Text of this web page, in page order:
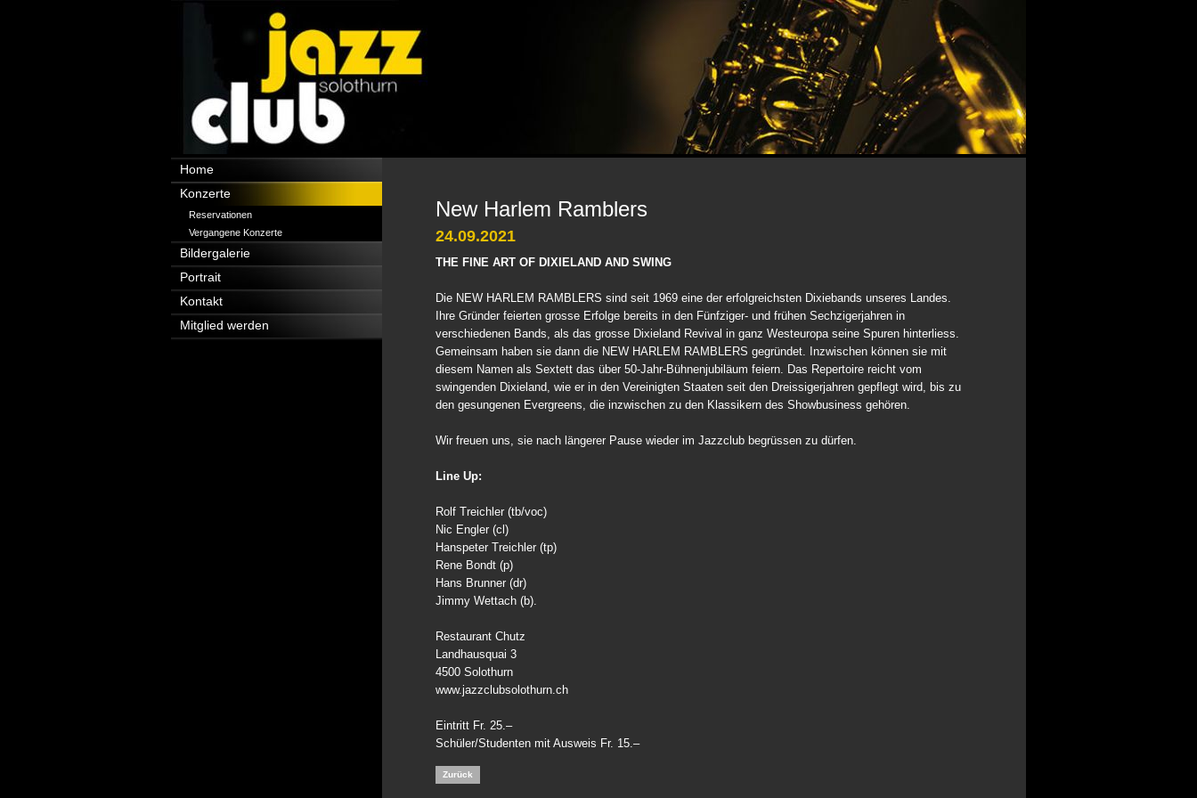
New Harlem Ramblers
24.09.2021
THE FINE ART OF DIXIELAND AND SWING
Die NEW HARLEM RAMBLERS sind seit 1969 eine der erfolgreichsten Dixiebands unseres Landes.
Ihre Gründer feierten grosse Erfolge bereits in den Fünfziger- und frühen Sechzigerjahren in
verschiedenen Bands, als das grosse Dixieland Revival in ganz Westeuropa seine Spuren hinterliess.
Gemeinsam haben sie dann die NEW HARLEM RAMBLERS gegründet. Inzwischen können sie mit
diesem Namen als Sextett das über 50-Jahr-Bühnenjubiläum feiern. Das Repertoire reicht vom
swingenden Dixieland, wie er in den Vereinigten Staaten seit den Dreissigerjahren gepflegt wird, bis zu
den gesungenen Evergreens, die inzwischen zu den Klassikern des Showbusiness gehören.
Wir freuen uns, sie nach längerer Pause wieder im Jazzclub begrüssen zu dürfen.
Line Up:
Rolf Treichler (tb/voc)
Nic Engler (cl)
Hanspeter Treichler (tp)
Rene Bondt (p)
Hans Brunner (dr)
Jimmy Wettach (b).
Restaurant Chutz
Landhausquai 3
4500 Solothurn
www.jazzclubsolothurn.ch
Eintritt Fr. 25.–
Schüler/Studenten mit Ausweis Fr. 15.–
Zurück
Navigation
überspringen
Home
Konzerte
Reservationen
Vergangene Konzerte
Bildergalerie
Portrait
Kontakt
Mitglied werden